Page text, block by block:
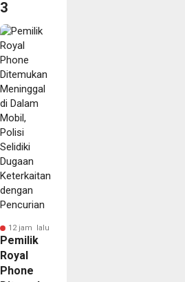
3
12 jam lalu
Pemilik
Royal
Phone